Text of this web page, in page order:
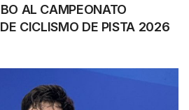
AL CAMPEONATO
CICLISMO DE PISTA 2026